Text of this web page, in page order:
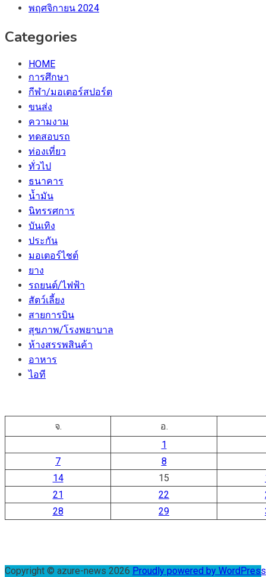
พฤศจิกายน 2024
Categories
HOME
การศึกษา
กีฬา/มอเตอร์สปอร์ต
ขนส่ง
ความงาม
ทดสอบรถ
ท่องเที่ยว
ทั่วไป
ธนาคาร
น้ำมัน
นิทรรศการ
บันเทิง
ประกัน
มอเตอร์ไชต์
ยาง
รถยนต์/ไฟฟ้า
สัตว์เลี้ยง
สายการบิน
สุขภาพ/โรงพยาบาล
ห้างสรรพสินค้า
อาหาร
ไอที
จ.
อ.
1
7
8
14
15
21
22
28
29
Copyright © azure-news 2026 Proudly powered by